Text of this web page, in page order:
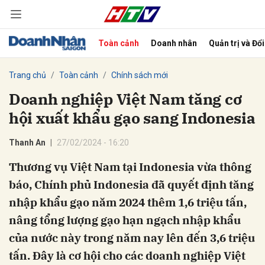
Toàn cảnh Doanh nhân Quản trị và
Trang chủ Toàn cảnh Chính sách mới
Doanh nghiệp Việt Nam tăng cơ
hội xuất khẩu gạo sang Indonesia
Thanh An 27/02/2024 - 16:20
Thương vụ Việt Nam tại Indonesia vừa thông
báo, Chính phủ Indonesia đã quyết định tăng
nhập khẩu gạo năm 2024 thêm 1,6 triệu tấn,
nâng tổng lượng gạo hạn ngạch nhập khẩu
của nước này trong năm nay lên đến 3,6 triệu
tấn. Đây là cơ hội cho các doanh nghiệp Việt
Hủy